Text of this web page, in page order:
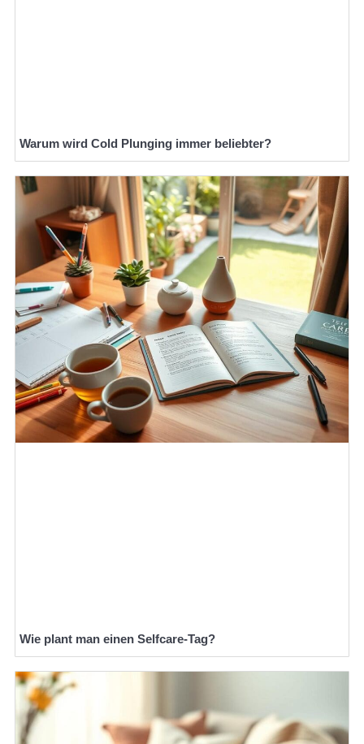
Warum wird Cold Plunging immer beliebter?
Wie plant man einen Selfcare-Tag?